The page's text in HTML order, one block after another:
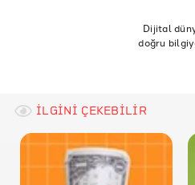
Mahfi Eğilmez Geniş
milli gelir
GSYH
Dijital
doğru
İLGİNİ ÇEKEBİLİR